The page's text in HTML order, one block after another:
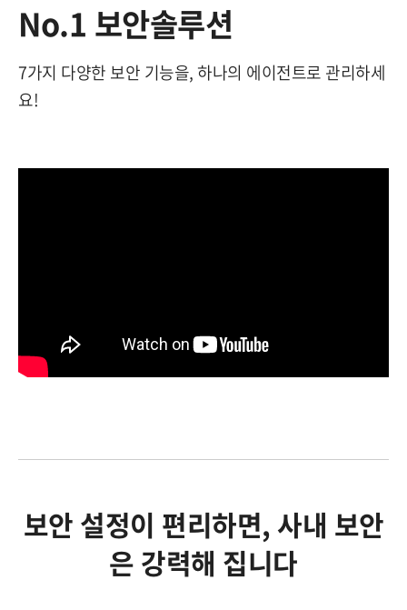
No.1 보안솔루션
7가지 다양한 보안 기능을, 하나의 에이전트로 관리하세
요!
보안 설정이 편리하면, 사내 보안
은 강력해 집니다